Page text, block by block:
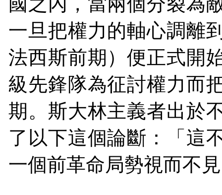
一旦把權力的軸心調離
法西斯前期）便正式開
級先鋒隊為征討權力而
期。斯大林主義者出於
了以下這個論斷：「這
一個前革命局勢視而不